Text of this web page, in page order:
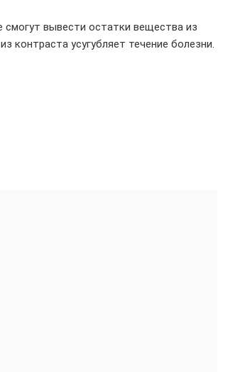
смогут вывести остатки вещества из
усугубляет течение болезни.